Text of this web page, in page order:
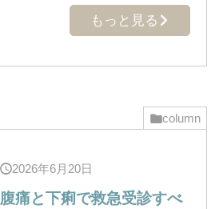
もっと見る
column
2026年6月20日
腹痛と下痢で救急受診すべ